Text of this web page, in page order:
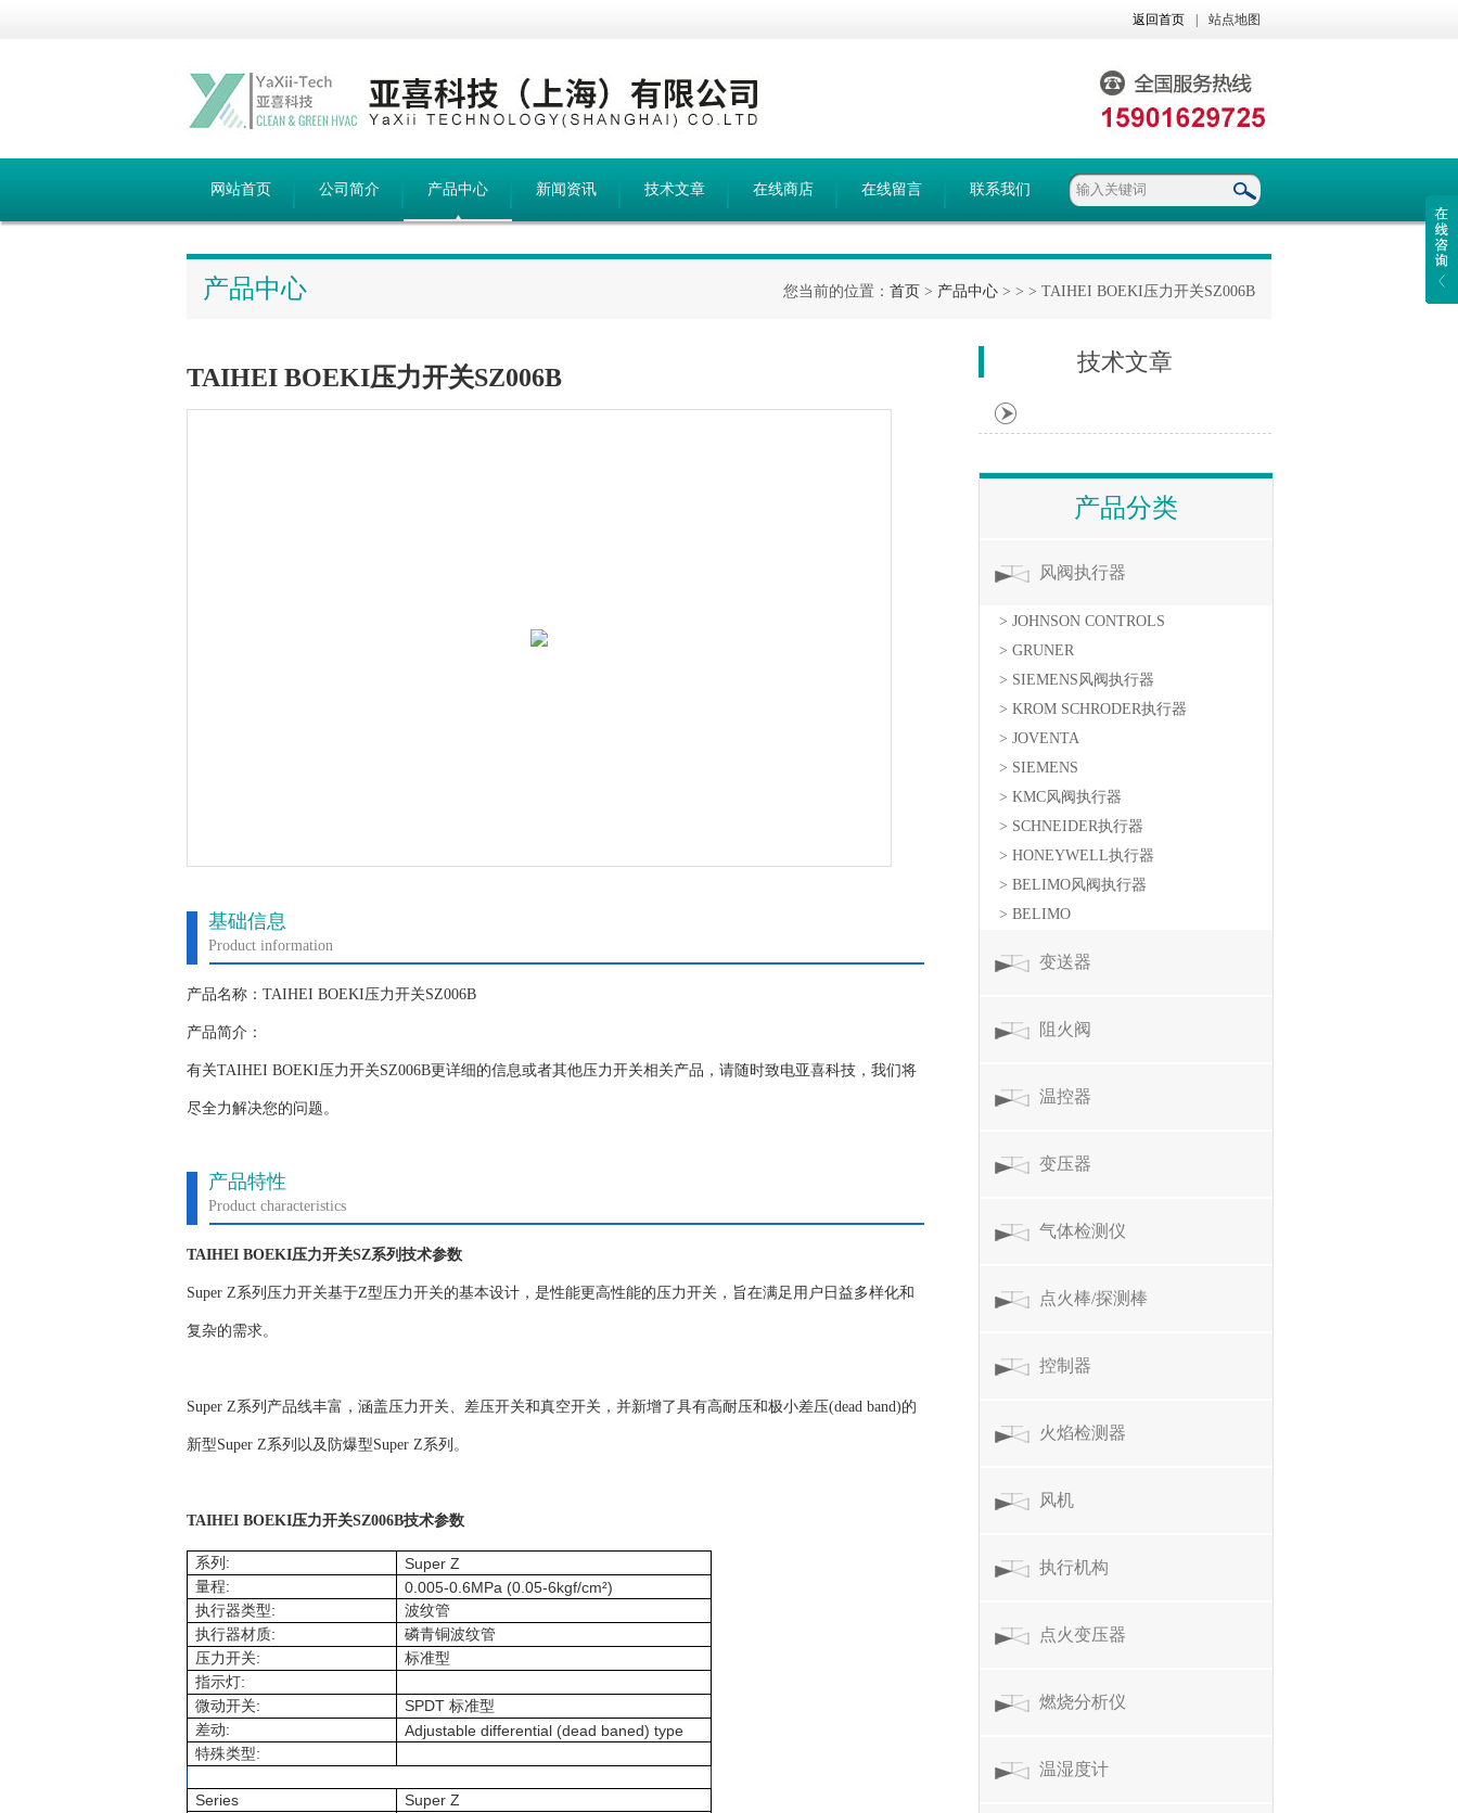
返回首页 站点地图
网站首页 公司简介 产品中心 新闻资讯 技术文章 在线商店 在线留言 联系我们
产品中心 您当前的位置： 首页 > 产品中心 > > > TAIHEI BOEKI压力开关SZ006B
TAIHEI BOEKI压力开关SZ006B
基础信息
Product information
产品名称：TAIHEI BOEKI压力开关SZ006B
产品简介：
有关TAIHEI BOEKI压力开关SZ006B更详细的信息或者其他压力开关相关产品，请随时致电亚喜科技，我们将
尽全力解决您的问题。
产品特性
Product characteristics
TAIHEI BOEKI压力开关SZ系列技术参数
Super Z系列压力开关基于Z型压力开关的基本设计，是性能更高性能的压力开关，旨在满足用户日益多样化和
复杂的需求。
Super Z系列产品线丰富，涵盖压力开关、差压开关和真空开关，并新增了具有高耐压和极小差压(dead band)的
新型Super Z系列以及防爆型Super Z系列。
TAIHEI BOEKI压力开关SZ006B技术参数
系列 : Super Z
量程: 0.005-0.6MPa (0.05-6kgf/cm²)
执行器类型:
波纹管
执行器材质:
磷青铜波纹管
压力开关:
标准型
指示灯:
微动开关: SPDT 标准型
差动: Adjustable differential (dead baned) type
特殊类型:
Series
Super Z
技术文章
产品分类
风阀执行器
> JOHNSON CONTROLS
> GRUNER
> SIEMENS风阀执行器
> KROM SCHRODER执行器
> JOVENTA
> SIEMENS
> KMC风阀执行器
> SCHNEIDER执行器
> HONEYWELL执行器
> BELIMO风阀执行器
> BELIMO
变送器
阻火阀
温控器
变压器
气体检测仪
点火棒/探测棒
控制器
火焰检测器
风机
执行机构
点火变压器
燃烧分析仪
温湿度计